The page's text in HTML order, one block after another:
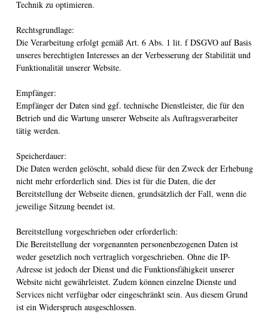
Technik zu optimieren.
Rechtsgrundlage:
Die Verarbeitung erfolgt gemäß Art. 6 Abs. 1 lit. f DSGVO auf Basis
unseres berechtigten Interesses an der Verbesserung der Stabilität und
Funktionalität unserer Website.
Empfänger:
Empfänger der Daten sind ggf. technische Dienstleister, die für den
Betrieb und die Wartung unserer Webseite als Auftragsverarbeiter
tätig werden.
Speicherdauer:
Die Daten werden gelöscht, sobald diese für den Zweck der Erhebung
nicht mehr erforderlich sind. Dies ist für die Daten, die der
Bereitstellung der Webseite dienen, grundsätzlich der Fall, wenn die
jeweilige Sitzung beendet ist.
Bereitstellung vorgeschrieben oder erforderlich:
Die Bereitstellung der vorgenannten personenbezogenen Daten ist
weder gesetzlich noch vertraglich vorgeschrieben. Ohne die IP-
Adresse ist jedoch der Dienst und die Funktionsfähigkeit unserer
Website nicht gewährleistet. Zudem können einzelne Dienste und
Services nicht verfügbar oder eingeschränkt sein. Aus diesem Grund
ist ein Widerspruch ausgeschlossen.